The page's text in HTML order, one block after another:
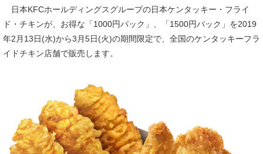
日本KFCホールディングスグループの日本ケンタッキー・フライ
ド・チキンが、お得な「1000円パック」、「1500円パック」を2019
年2月13日(水)から3月5日(火)の期間限定で、全国のケンタッキーフラ
イドチキン店舗で販売します。